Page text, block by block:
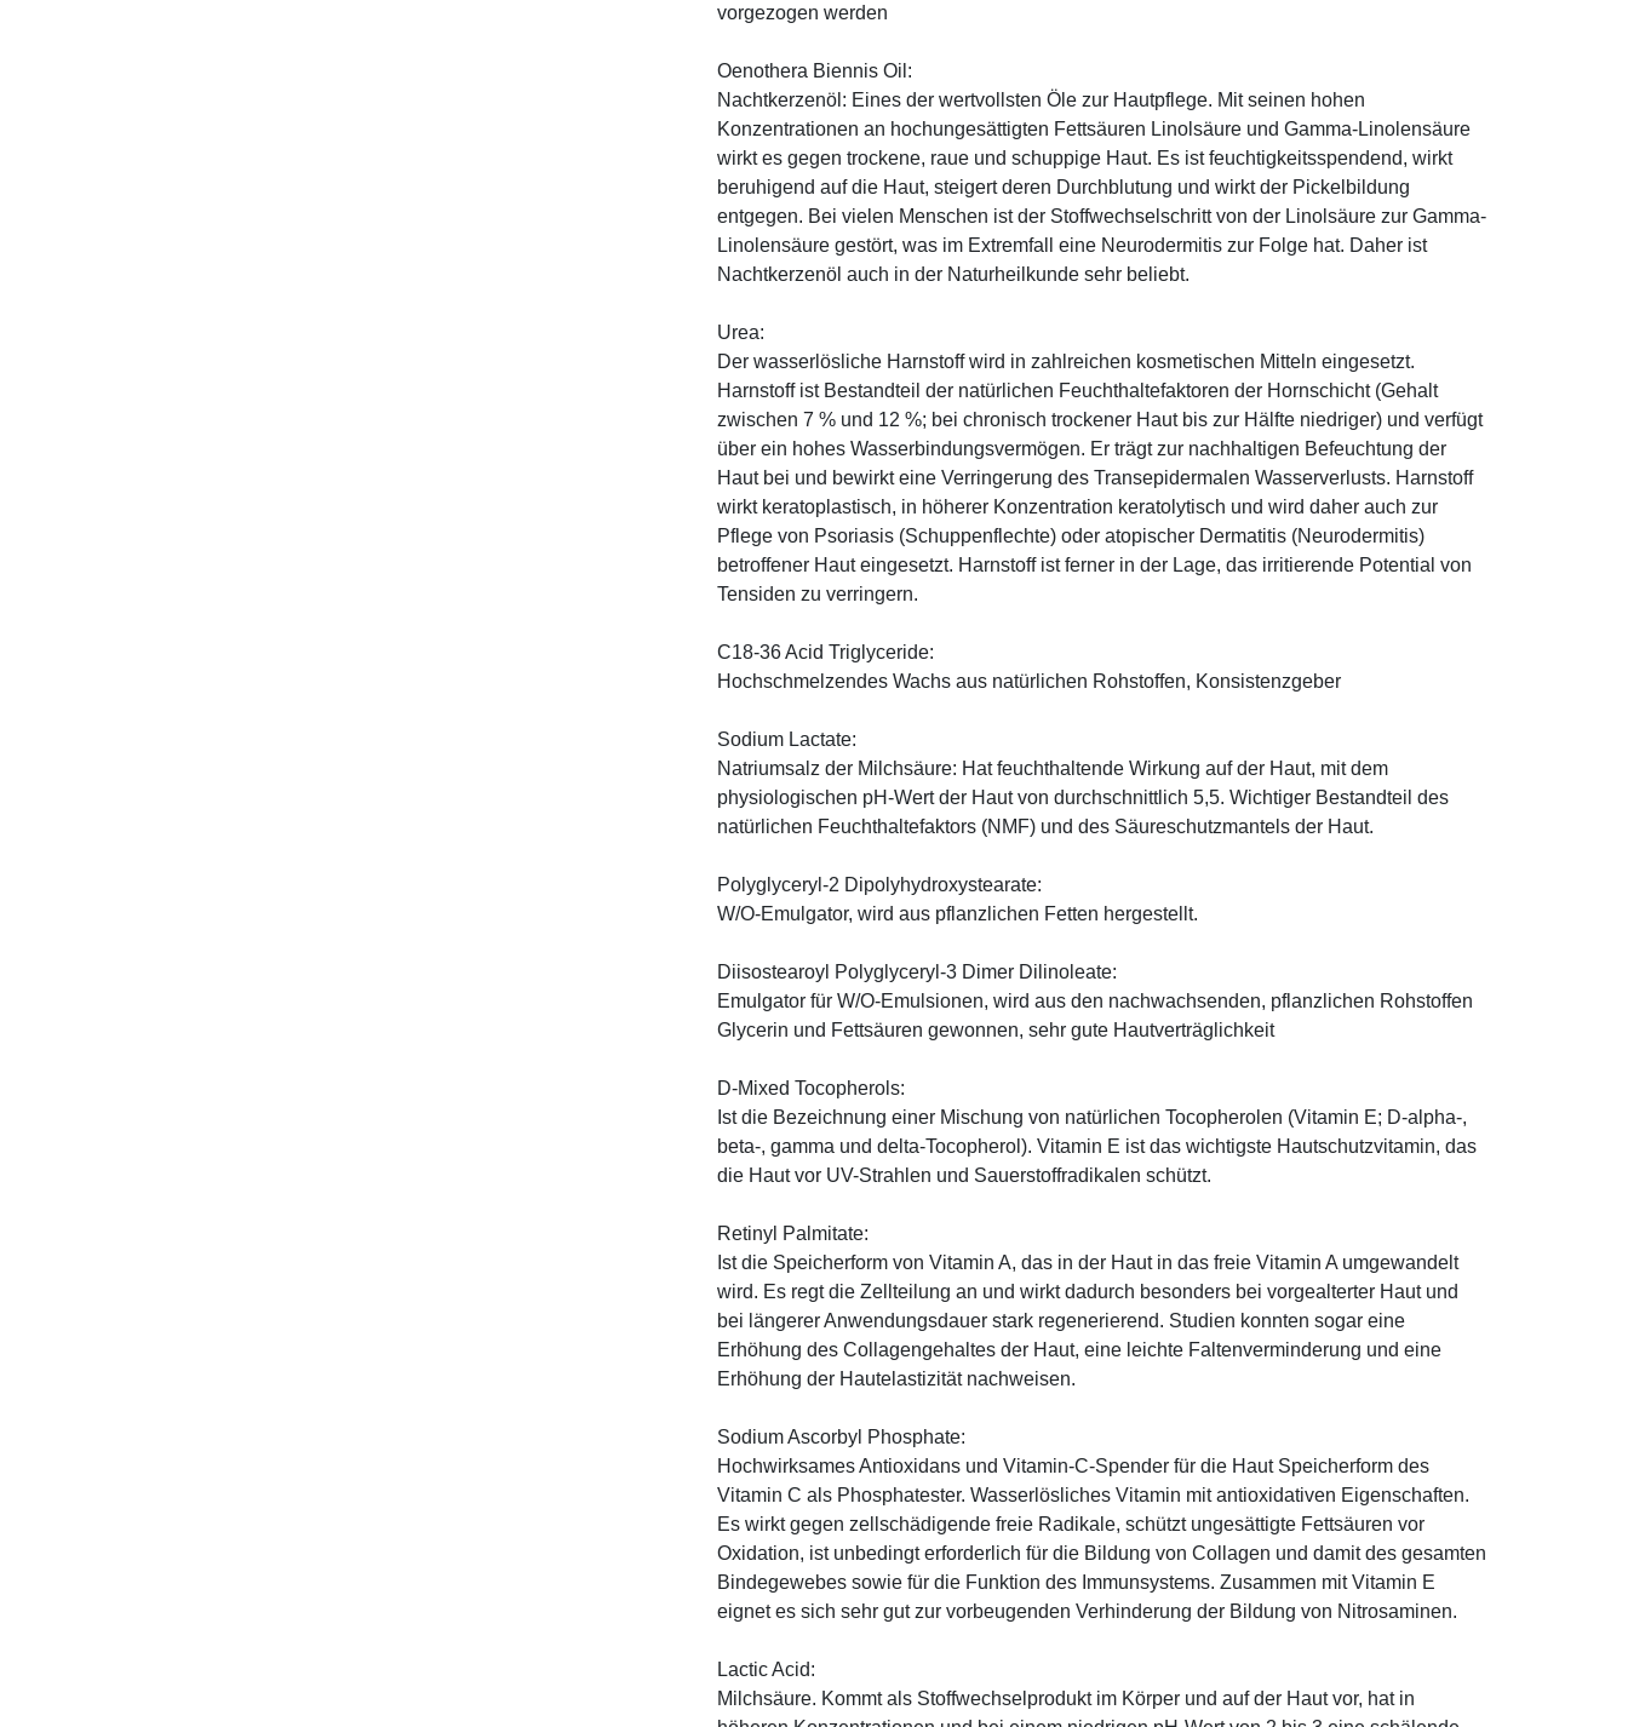
vorgezogen werden
Oenothera Biennis Oil:
Nachtkerzenöl: Eines der wertvollsten Öle zur Hautpflege. Mit seinen hohen
Konzentrationen an hochungesättigten Fettsäuren Linolsäure und Gamma-Linolensäure
wirkt es gegen trockene, raue und schuppige Haut. Es ist feuchtigkeitsspendend, wirkt
beruhigend auf die Haut, steigert deren Durchblutung und wirkt der Pickelbildung
entgegen. Bei vielen Menschen ist der Stoffwechselschritt von der Linolsäure zur Gamma-
Linolensäure gestört, was im Extremfall eine Neurodermitis zur Folge hat. Daher ist
Nachtkerzenöl auch in der Naturheilkunde sehr beliebt.
Urea:
Der wasserlösliche Harnstoff wird in zahlreichen kosmetischen Mitteln eingesetzt.
Harnstoff ist Bestandteil der natürlichen Feuchthaltefaktoren der Hornschicht (Gehalt
zwischen 7 % und 12 %; bei chronisch trockener Haut bis zur Hälfte niedriger) und verfügt
über ein hohes Wasserbindungsvermögen. Er trägt zur nachhaltigen Befeuchtung der
Haut bei und bewirkt eine Verringerung des Transepidermalen Wasserverlusts. Harnstoff
wirkt keratoplastisch, in höherer Konzentration keratolytisch und wird daher auch zur
Pflege von Psoriasis (Schuppenflechte) oder atopischer Dermatitis (Neurodermitis)
betroffener Haut eingesetzt. Harnstoff ist ferner in der Lage, das irritierende Potential von
Tensiden zu verringern.
C18-36 Acid Triglyceride:
Hochschmelzendes Wachs aus natürlichen Rohstoffen, Konsistenzgeber
Sodium Lactate:
Natriumsalz der Milchsäure: Hat feuchthaltende Wirkung auf der Haut, mit dem
physiologischen pH-Wert der Haut von durchschnittlich 5,5. Wichtiger Bestandteil des
natürlichen Feuchthaltefaktors (NMF) und des Säureschutzmantels der Haut.
Polyglyceryl-2 Dipolyhydroxystearate:
W/O-Emulgator, wird aus pflanzlichen Fetten hergestellt.
Diisostearoyl Polyglyceryl-3 Dimer Dilinoleate:
Emulgator für W/O-Emulsionen, wird aus den nachwachsenden, pflanzlichen Rohstoffen
Glycerin und Fettsäuren gewonnen, sehr gute Hautverträglichkeit
D-Mixed Tocopherols:
Ist die Bezeichnung einer Mischung von natürlichen Tocopherolen (Vitamin E; D-alpha-,
beta-, gamma und delta-Tocopherol). Vitamin E ist das wichtigste Hautschutzvitamin, das
die Haut vor UV-Strahlen und Sauerstoffradikalen schützt.
Retinyl Palmitate:
Ist die Speicherform von Vitamin A, das in der Haut in das freie Vitamin A umgewandelt
wird. Es regt die Zellteilung an und wirkt dadurch besonders bei vorgealterter Haut und
bei längerer Anwendungsdauer stark regenerierend. Studien konnten sogar eine
Erhöhung des Collagengehaltes der Haut, eine leichte Faltenverminderung und eine
Erhöhung der Hautelastizität nachweisen.
Sodium Ascorbyl Phosphate:
Hochwirksames Antioxidans und Vitamin-C-Spender für die Haut Speicherform des
Vitamin C als Phosphatester. Wasserlösliches Vitamin mit antioxidativen Eigenschaften.
Es wirkt gegen zellschädigende freie Radikale, schützt ungesättigte Fettsäuren vor
Oxidation, ist unbedingt erforderlich für die Bildung von Collagen und damit des gesamten
Bindegewebes sowie für die Funktion des Immunsystems. Zusammen mit Vitamin E
eignet es sich sehr gut zur vorbeugenden Verhinderung der Bildung von Nitrosaminen.
Lactic Acid:
Milchsäure. Kommt als Stoffwechselprodukt im Körper und auf der Haut vor, hat in